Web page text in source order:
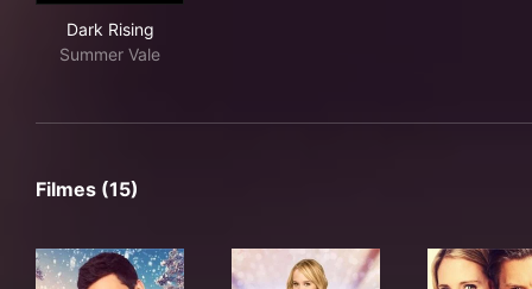
Dark Rising
Summer Vale
Filmes (15)